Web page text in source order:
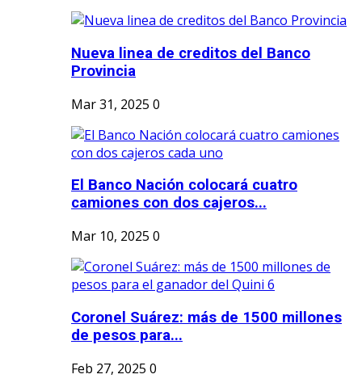
Nueva linea de creditos del Banco
Provincia
Mar 31, 2025 0
El Banco Nación colocará cuatro
camiones con dos cajeros...
Mar 10, 2025 0
Coronel Suárez: más de 1500 millones
de pesos para...
Feb 27, 2025 0